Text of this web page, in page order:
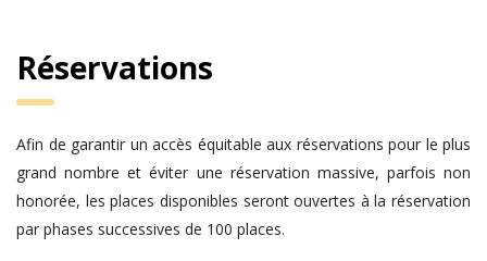
Réservations
Afin de garantir un accès équitable aux réservations pour le plus
grand nombre et éviter une réservation massive, parfois non
honorée, les places disponibles seront ouvertes à la réservation
par phases successives de 100 places.